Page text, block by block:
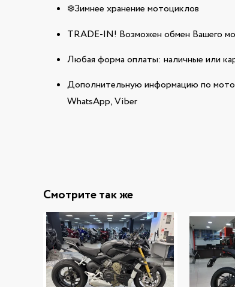
❄️Зимнее хранение мотоциклов
TRADE-IN! Возможен обмен Вашего
Любая форма оплаты: наличные или
Дополнительную информацию по
WhatsApp, Viber
Смотрите так же